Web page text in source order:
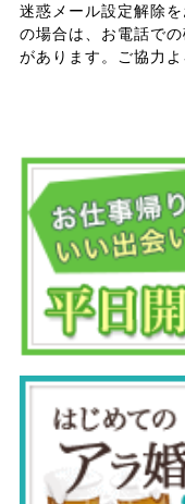
迷惑メール設定解除
の場合は、お電話で
があります。ご協力